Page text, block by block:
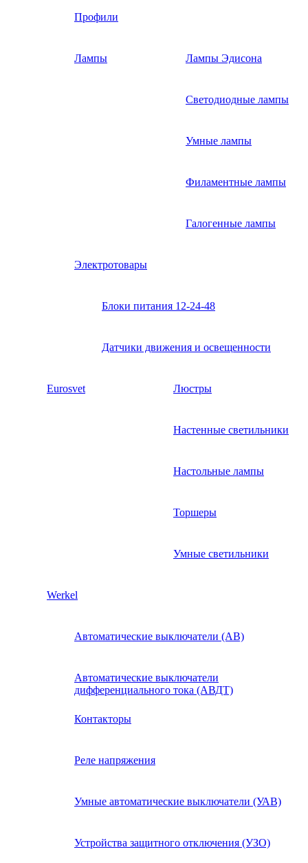
Профили
Лампы Лампы Эдисона
Светодиодные лампы
Умные лампы
Филаментные лампы
Галогенные лампы
Электротовары
Блоки питания 12-24-48
Датчики движения и освещенности
Eurosvet Люстры
Настенные светильники
Настольные лампы
Торшеры
Умные светильники
Werkel
Автоматические выключатели (АВ)
Автоматические выключатели
дифференциального тока (АВДТ)
Контакторы
Реле напряжения
Умные автоматические выключатели (УАВ)
Устройства защитного отключения (УЗО)